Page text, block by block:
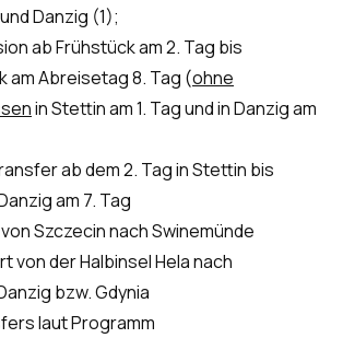
Danzig (1);
ab Frühstück am 2. Tag bis
am Abreisetag 8. Tag (ohne
in Stettin am 1. Tag und in Danzig am
ab dem 2. Tag in Stettin bis
am 7. Tag
Szczecin nach Swinemünde
von der Halbinsel Hela nach
bzw. Gdynia
laut Programm